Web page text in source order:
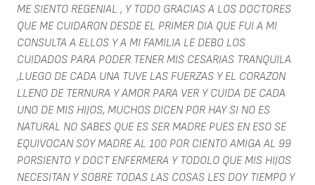
ME SIENTO REGENIAL , Y TODO GRACIAS A LOS DOCTORES
QUE ME CUIDARON DESDE EL PRIMER DIA QUE FUI A MI
CONSULTA A ELLOS Y A MI FAMILIA LE DEBO LOS
CUIDADOS PARA PODER TENER MIS CESARIAS TRANQUILA
,LUEGO DE CADA UNA TUVE LAS FUERZAS Y EL CORAZON
LLENO DE TERNURA Y AMOR PARA VER Y CUIDA DE CADA
UNO DE MIS HIJOS, MUCHOS DICEN POR HAY SI NO ES
NATURAL NO SABES QUE ES SER MADRE PUES EN ESO SE
EQUIVOCAN SOY MADRE AL 100 POR CIENTO AMIGA AL 99
PORSIENTO Y DOCT ENFERMERA Y TODOLO QUE MIS HIJOS
NECESITAN Y SOBRE TODAS LAS COSAS LES DOY TIEMPO Y